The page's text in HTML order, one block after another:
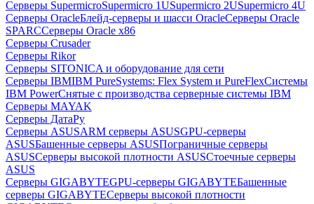
Серверы SupermicroSupermicro 1USupermicro 2USupermicro 4U
Серверы OracleБлейд-серверы и шасси OracleСерверы Oracle
SPARCСерверы Oracle x86
Серверы Crusader
Серверы Rikor
Серверы SITONICA и оборудование для сети
Серверы IBMIBM PureSystems: Flex System и PureFlexСистемы
IBM PowerСнятые с производства серверные системы IBM
Серверы MAYAK
Серверы ДатаРу
Серверы ASUSARM серверы ASUSGPU-серверы
ASUSБашенные серверы ASUSПограничные серверы
ASUSСерверы высокой плотности ASUSСтоечные серверы
ASUS
Серверы GIGABYTEGPU-серверы GIGABYTEБашенные
серверы GIGABYTEСерверы высокой плотности